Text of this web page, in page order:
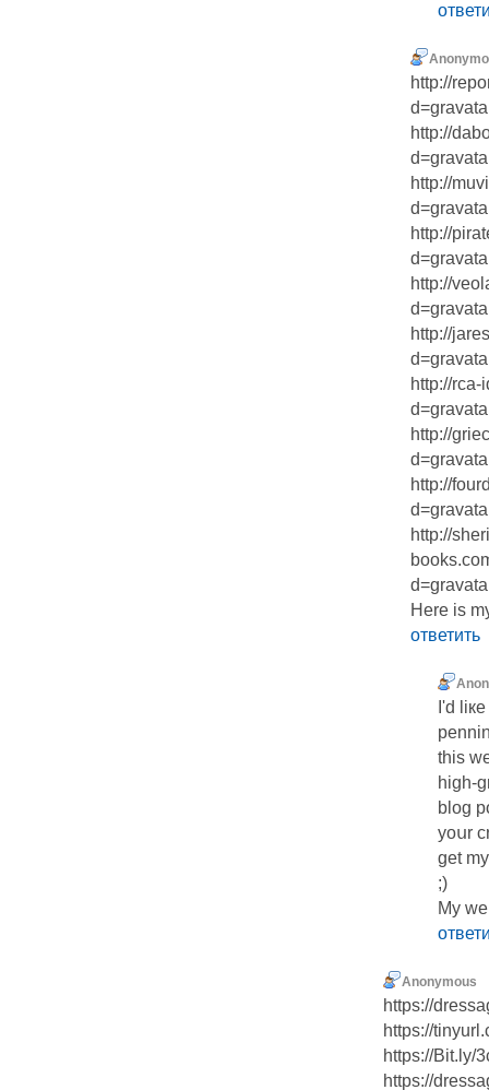
http://
http://
http://
http://
http://
http://
http://
http://
http://
http://
Here is
ответить
I'd
this
high-
blog
yoսr
get
;)
My
Anonymous
https://
https://
https://Bit.ly/
https://